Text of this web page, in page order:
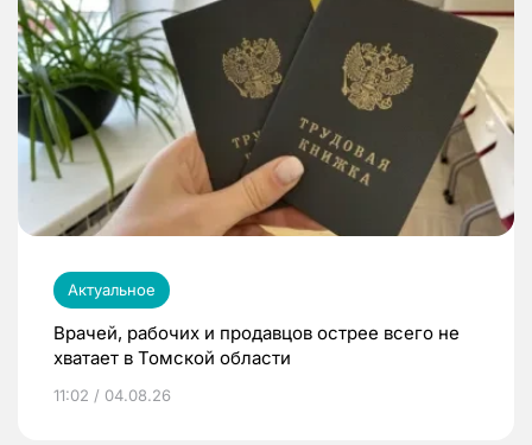
Актуальное
Врачей, рабочих и продавцов острее всего не
хватает в Томской области
11:02 / 04.08.26